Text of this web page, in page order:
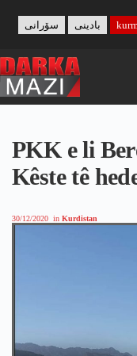
content
بادینی سۆرانی
PKK e li
Kêste tê
30/12/2020 in Kurdistan